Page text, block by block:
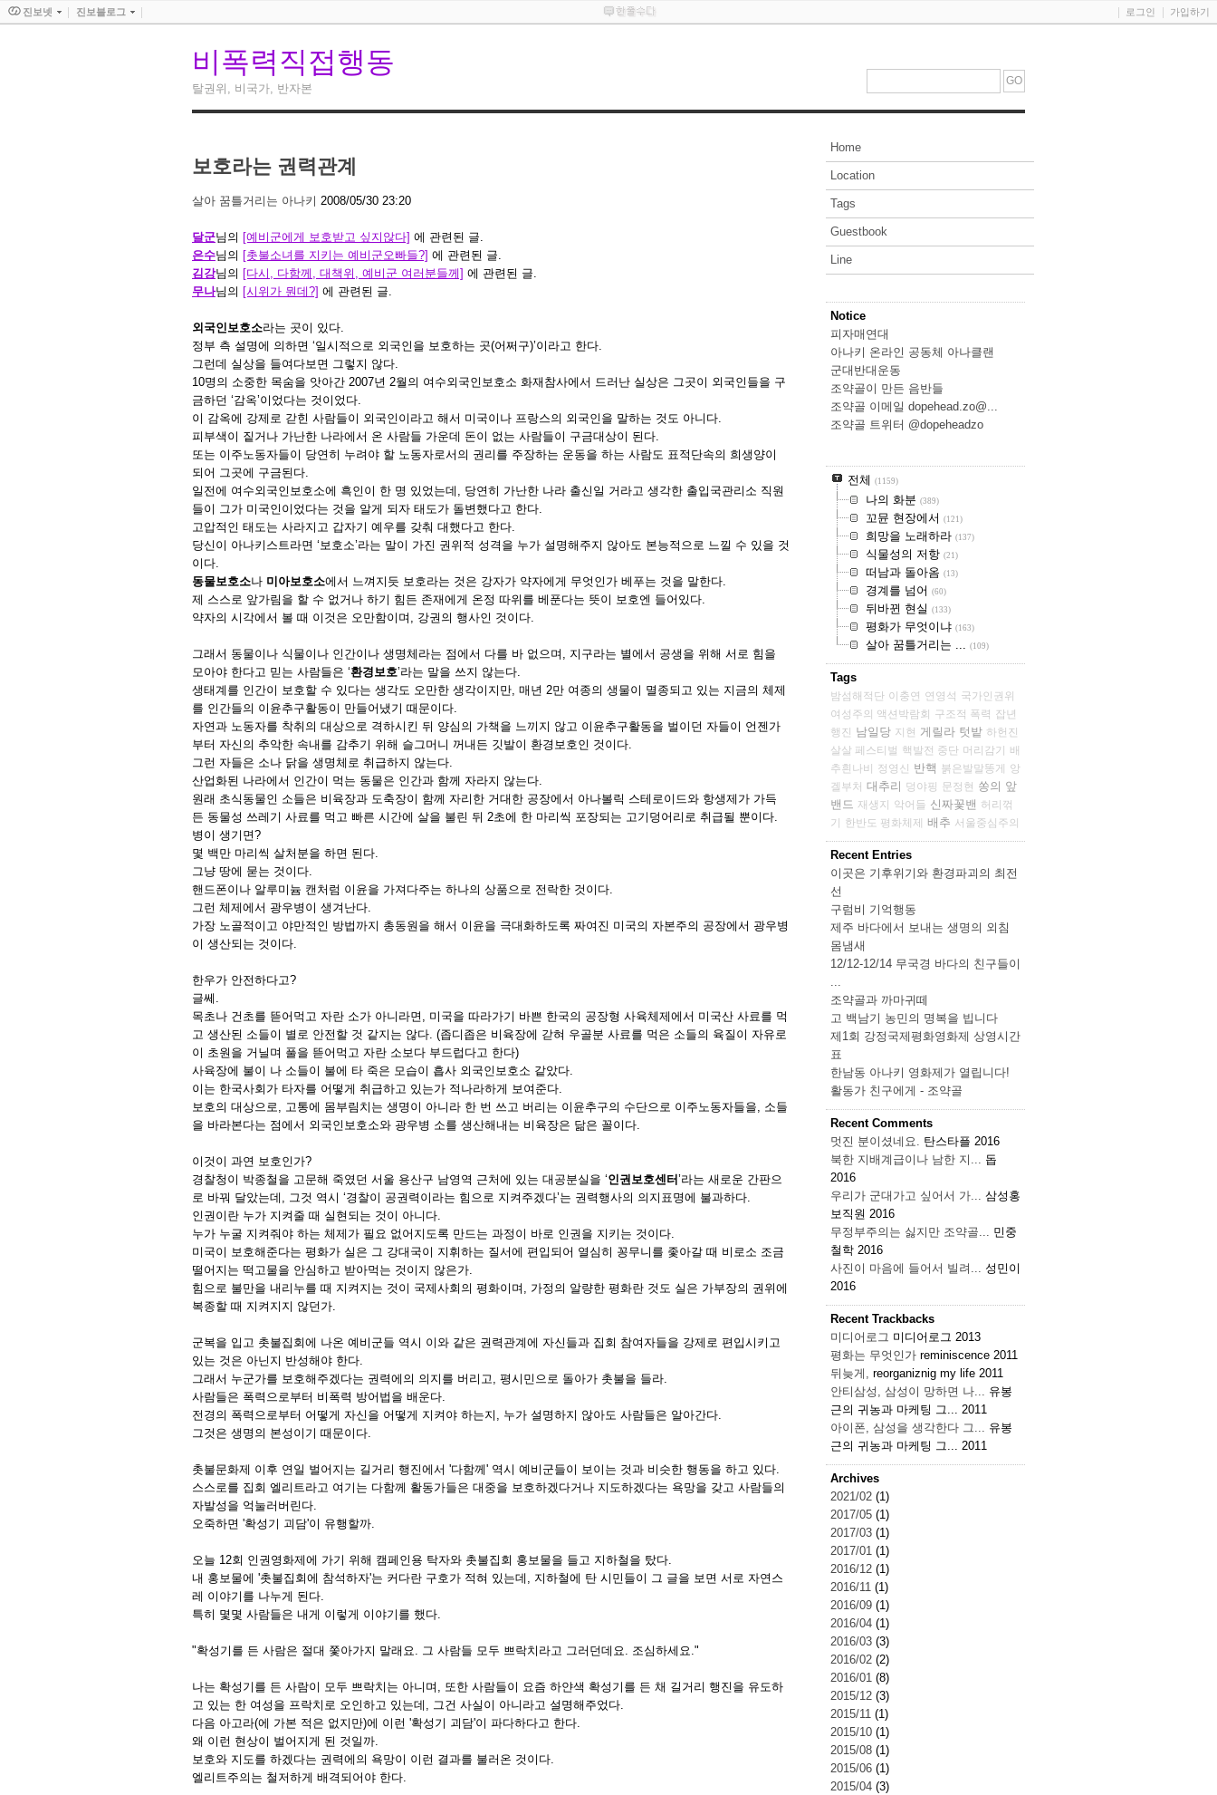
비폭력직접행동
탈권위, 비국가, 반자본
보호라는 권력관계
살아 꿈틀거리는 아나키 2008/05/30 23:20
달군님의 [예비군에게 보호받고 싶지않다] 에 관련된 글.
은수님의 [촛불소녀를 지키는 예비군오빠들?] 에 관련된 글.
김강님의 [다시, 다함께, 대책위, 예비군 여러분들께] 에 관련된 글.
무나님의 [시위가 뭔데?] 에 관련된 글.
외국인보호소라는 곳이 있다.
정부 측 설명에 의하면 ‘일시적으로 외국인을 보호하는 곳(어쩌구)’이라고 한다.
그런데 실상을 들여다보면 그렇지 않다.
10명의 소중한 목숨을 앗아간 2007년 2월의 여수외국인보호소 화재참사에서 드러난 실상은 그곳이 외국인들을 구
금하던 ‘감옥’이었다는 것이었다.
이 감옥에 강제로 갇힌 사람들이 외국인이라고 해서 미국이나 프랑스의 외국인을 말하는 것도 아니다.
피부색이 짙거나 가난한 나라에서 온 사람들 가운데 돈이 없는 사람들이 구금대상이 된다.
또는 이주노동자들이 당연히 누려야 할 노동자로서의 권리를 주장하는 운동을 하는 사람도 표적단속의 희생양이
되어 그곳에 구금된다.
일전에 여수외국인보호소에 흑인이 한 명 있었는데, 당연히 가난한 나라 출신일 거라고 생각한 출입국관리소 직원
들이 그가 미국인이었다는 것을 알게 되자 태도가 돌변했다고 한다.
고압적인 태도는 사라지고 갑자기 예우를 갖춰 대했다고 한다.
당신이 아나키스트라면 ‘보호소’라는 말이 가진 권위적 성격을 누가 설명해주지 않아도 본능적으로 느낄 수 있을 것
이다.
동물보호소나 미아보호소에서 느껴지듯 보호라는 것은 강자가 약자에게 무엇인가 베푸는 것을 말한다.
제 스스로 앞가림을 할 수 없거나 하기 힘든 존재에게 온정 따위를 베푼다는 뜻이 보호엔 들어있다.
약자의 시각에서 볼 때 이것은 오만함이며, 강권의 행사인 것이다.
그래서 동물이나 식물이나 인간이나 생명체라는 점에서 다를 바 없으며, 지구라는 별에서 공생을 위해 서로 힘을
모아야 한다고 믿는 사람들은 ‘환경보호’라는 말을 쓰지 않는다.
생태계를 인간이 보호할 수 있다는 생각도 오만한 생각이지만, 매년 2만 여종의 생물이 멸종되고 있는 지금의 체제
를 인간들의 이윤추구활동이 만들어냈기 때문이다.
자연과 노동자를 착취의 대상으로 격하시킨 뒤 양심의 가책을 느끼지 않고 이윤추구활동을 벌이던 자들이 언젠가
부터 자신의 추악한 속내를 감추기 위해 슬그머니 꺼내든 깃발이 환경보호인 것이다.
그런 자들은 소나 닭을 생명체로 취급하지 않는다.
산업화된 나라에서 인간이 먹는 동물은 인간과 함께 자라지 않는다.
원래 초식동물인 소들은 비육장과 도축장이 함께 자리한 거대한 공장에서 아나볼릭 스테로이드와 항생제가 가득
든 동물성 쓰레기 사료를 먹고 빠른 시간에 살을 불린 뒤 2초에 한 마리씩 포장되는 고기덩어리로 취급될 뿐이다.
병이 생기면?
몇 백만 마리씩 살처분을 하면 된다.
그냥 땅에 묻는 것이다.
핸드폰이나 알루미늄 캔처럼 이윤을 가져다주는 하나의 상품으로 전락한 것이다.
그런 체제에서 광우병이 생겨난다.
가장 노골적이고 야만적인 방법까지 총동원을 해서 이윤을 극대화하도록 짜여진 미국의 자본주의 공장에서 광우병
이 생산되는 것이다.
한우가 안전하다고?
글쎄.
목초나 건초를 뜯어먹고 자란 소가 아니라면, 미국을 따라가기 바쁜 한국의 공장형 사육체제에서 미국산 사료를 먹
고 생산된 소들이 별로 안전할 것 같지는 않다. (좁디좁은 비육장에 갇혀 우골분 사료를 먹은 소들의 육질이 자유로
이 초원을 거닐며 풀을 뜯어먹고 자란 소보다 부드럽다고 한다)
사육장에 불이 나 소들이 불에 타 죽은 모습이 흡사 외국인보호소 같았다.
이는 한국사회가 타자를 어떻게 취급하고 있는가 적나라하게 보여준다.
보호의 대상으로, 고통에 몸부림치는 생명이 아니라 한 번 쓰고 버리는 이윤추구의 수단으로 이주노동자들을, 소들
을 바라본다는 점에서 외국인보호소와 광우병 소를 생산해내는 비육장은 닮은 꼴이다.
이것이 과연 보호인가?
경찰청이 박종철을 고문해 죽였던 서울 용산구 남영역 근처에 있는 대공분실을 ‘인권보호센터 ’라는 새로운 간판으
로 바꿔 달았는데, 그것 역시 ‘경찰이 공권력이라는 힘으로 지켜주겠다’는 권력행사의 의지표명에 불과하다.
인권이란 누가 지켜줄 때 실현되는 것이 아니다.
누가 누굴 지켜줘야 하는 체제가 필요 없어지도록 만드는 과정이 바로 인권을 지키는 것이다.
미국이 보호해준다는 평화가 실은 그 강대국이 지휘하는 질서에 편입되어 열심히 꽁무니를 좇아갈 때 비로소 조금
떨어지는 떡고물을 안심하고 받아먹는 것이지 않은가.
힘으로 불만을 내리누를 때 지켜지는 것이 국제사회의 평화이며, 가정의 알량한 평화란 것도 실은 가부장의 권위에
복종할 때 지켜지지 않던가.
군복을 입고 촛불집회에 나온 예비군들 역시 이와 같은 권력관계에 자신들과 집회 참여자들을 강제로 편입시키고
있는 것은 아닌지 반성해야 한다.
그래서 누군가를 보호해주겠다는 권력에의 의지를 버리고, 평시민으로 돌아가 촛불을 들라.
사람들은 폭력으로부터 비폭력 방어법을 배운다.
전경의 폭력으로부터 어떻게 자신을 어떻게 지켜야 하는지, 누가 설명하지 않아도 사람들은 알아간다.
그것은 생명의 본성이기 때문이다.
촛불문화제 이후 연일 벌어지는 길거리 행진에서 '다함께' 역시 예비군들이 보이는 것과 비슷한 행동을 하고 있다.
스스로를 집회 엘리트라고 여기는 다함께 활동가들은 대중을 보호하겠다거나 지도하겠다는 욕망을 갖고 사람들의
자발성을 억눌러버린다.
오죽하면 '확성기 괴담'이 유행할까.
오늘 12회 인권영화제에 가기 위해 캠페인용 탁자와 촛불집회 홍보물을 들고 지하철을 탔다.
내 홍보물에 '촛불집회에 참석하자'는 커다란 구호가 적혀 있는데, 지하철에 탄 시민들이 그 글을 보면 서로 자연스
레 이야기를 나누게 된다.
특히 몇몇 사람들은 내게 이렇게 이야기를 했다.
"확성기를 든 사람은 절대 쫓아가지 말래요. 그 사람들 모두 쁘락치라고 그러던데요. 조심하세요."
나는 확성기를 든 사람이 모두 쁘락치는 아니며, 또한 사람들이 요즘 하얀색 확성기를 든 채 길거리 행진을 유도하
고 있는 한 여성을 프락치로 오인하고 있는데, 그건 사실이 아니라고 설명해주었다.
다음 아고라(에 가본 적은 없지만)에 이런 '확성기 괴담'이 파다하다고 한다.
왜 이런 현상이 벌어지게 된 것일까.
보호와 지도를 하겠다는 권력에의 욕망이 이런 결과를 불러온 것이다.
엘리트주의는 철저하게 배격되어야 한다.
Home
Location
Tags
Guestbook
Line
Notice
피자매연대
아나키 온라인 공동체 아나클랜
군대반대운동
조약골이 만든 음반들
조약골 이메일 dopehead.zo@...
조약골 트위터 @dopeheadzo
전체 (1159)
나의 화분 (389)
꼬뮨 현장에서 (121)
희망을 노래하라 (137)
식물성의 저항 (21)
떠남과 돌아옴 (13)
경계를 넘어 (60)
뒤바뀐 현실 (133)
평화가 무엇이냐 (163)
살아 꿈틀거리는 ... (109)
Tags
밤섬해적단 이충연 연영석 국가인권위
여성주의 액션박람회
구조적 폭력 잡년
행진 남일당 지현 게릴라 텃밭 하헌진
살살 페스티벌 핵발전 중단 머리감기
배
추흰나비
정영신 반핵 붉은발말똥게
앙
겔부처
대추리 덩야핑 문정현 쏭의 앞
밴드 재생지 악어들 신짜꽃밴 허리꺾
기
한반도 평화체제 배추 서울중심주의
Recent Entries
이곳은 기후위기와 환경파괴의 최전
선
구럼비 기억행동
제주 바다에서 보내는 생명의 외침
몸냄새
12/12-12/14 무국경 바다의 친구들이
...
조약골과 까마귀떼
고 백남기 농민의 명복을 빕니다
제1회 강정국제평화영화제 상영시간
표
한남동 아나키 영화제가 열립니다!
활동가 친구에게 - 조약골
Recent Comments
멋진 분이셨네요. 탄스타플 2016
북한 지배계급이나 남한 지... 돕
2016
우리가 군대가고 싶어서 가... 삼성홍
보직원 2016
무정부주의는 싫지만 조약골... 민중
철학 2016
사진이 마음에 들어서 빌려... 성민이
2016
Recent Trackbacks
미디어로그 미디어로그 2013
평화는 무엇인가 reminiscence 2011
뒤늦게, reorganiznig my life 2011
안티삼성, 삼성이 망하면 나... 유봉
근의 귀농과 마케팅 그... 2011
아이폰, 삼성을 생각한다 그... 유봉
근의 귀농과 마케팅 그... 2011
Archives
2021/02 (1)
2017/05 (1)
2017/03 (1)
2017/01 (1)
2016/12 (1)
2016/11 (1)
2016/09 (1)
2016/04 (1)
2016/03 (3)
2016/02 (2)
2016/01 (8)
2015/12 (3)
2015/11 (1)
2015/10 (1)
2015/08 (1)
2015/06 (1)
2015/04 (3)
진보넷 진보블로그 로그인 가입하기